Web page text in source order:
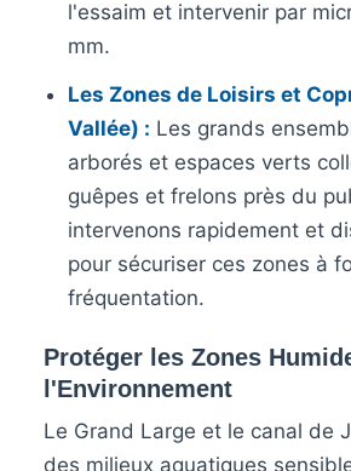
l'essaim et intervenir par
mm.
Les Zones de Loisirs et
Vallée) : Les grands
arborés et espaces verts
guêpes et frelons près du
intervenons rapidement et
pour sécuriser ces zones à
fréquentation.
Protéger les Zones
l'Environnement
Le Grand Large et le canal de
des milieux aquatiques